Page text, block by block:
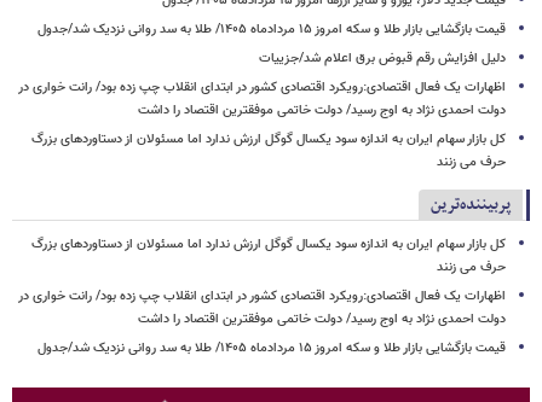
قیمت بازگشایی بازار طلا و سکه امروز ۱۵ مردادماه ۱۴۰۵/ طلا به سد روانی نزدیک شد/جدول
دلیل افزایش رقم قبوض برق اعلام شد/جزییات
اظهارات یک فعال اقتصادی:رویکرد اقتصادی کشور در ابتدای انقلاب چپ زده بود/ رانت خواری در
دولت احمدی نژاد به اوج رسید/ دولت خاتمی موفقترین اقتصاد را داشت
کل بازار سهام ایران به اندازه سود یکسال گوگل ارزش ندارد اما مسئولان از دستاوردهای بزرگ
حرف می زنند
پربیننده‌ترین
کل بازار سهام ایران به اندازه سود یکسال گوگل ارزش ندارد اما مسئولان از دستاوردهای بزرگ
حرف می زنند
اظهارات یک فعال اقتصادی:رویکرد اقتصادی کشور در ابتدای انقلاب چپ زده بود/ رانت خواری در
دولت احمدی نژاد به اوج رسید/ دولت خاتمی موفقترین اقتصاد را داشت
قیمت بازگشایی بازار طلا و سکه امروز ۱۵ مردادماه ۱۴۰۵/ طلا به سد روانی نزدیک شد/جدول